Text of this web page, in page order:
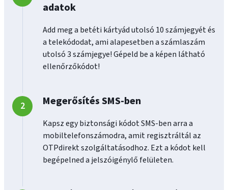
adatok
Add meg a betéti kártyád utolsó 10 számjegyét és
a telekódodat, ami alapesetben a számlaszám
utolsó 3 számjegye! Gépeld be a képen látható
ellenőrzőkódot!
Megerősítés SMS-ben
Kapsz egy biztonsági kódot SMS-ben arra a
mobiltelefonszámodra, amit regisztráltál az
OTPdirekt szolgáltatásodhoz. Ezt a kódot kell
begépelned a jelszóigénylő felületen.